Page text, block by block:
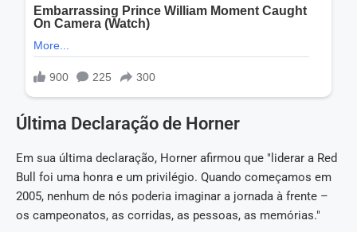
Última Declaração de Horner
Em sua última declaração, Horner afirmou que "liderar a Red
Bull foi uma honra e um privilégio. Quando começamos em
2005, nenhum de nós poderia imaginar a jornada à frente –
os campeonatos, as corridas, as pessoas, as memórias."